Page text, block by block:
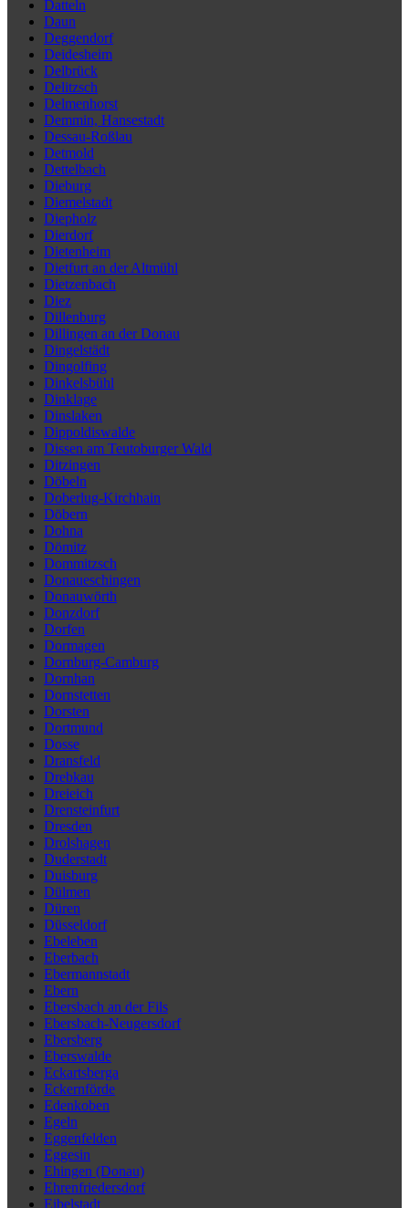
Datteln
Daun
Deggendorf
Deidesheim
Delbrück
Delitzsch
Delmenhorst
Demmin, Hansestadt
Dessau-Roßlau
Detmold
Dettelbach
Dieburg
Diemelstadt
Diepholz
Dierdorf
Dietenheim
Dietfurt an der Altmühl
Dietzenbach
Diez
Dillenburg
Dillingen an der Donau
Dingelstädt
Dingolfing
Dinkelsbühl
Dinklage
Dinslaken
Dippoldiswalde
Dissen am Teutoburger Wald
Ditzingen
Döbeln
Doberlug-Kirchhain
Döbern
Dohna
Dömitz
Dommitzsch
Donaueschingen
Donauwörth
Donzdorf
Dorfen
Dormagen
Dornburg-Camburg
Dornhan
Dornstetten
Dorsten
Dortmund
Dosse
Dransfeld
Drebkau
Dreieich
Drensteinfurt
Dresden
Drolshagen
Duderstadt
Duisburg
Dülmen
Düren
Düsseldorf
Ebeleben
Eberbach
Ebermannstadt
Ebern
Ebersbach an der Fils
Ebersbach-Neugersdorf
Ebersberg
Eberswalde
Eckartsberga
Eckernförde
Edenkoben
Egeln
Eggenfelden
Eggesin
Ehingen (Donau)
Ehrenfriedersdorf
Eibelstadt